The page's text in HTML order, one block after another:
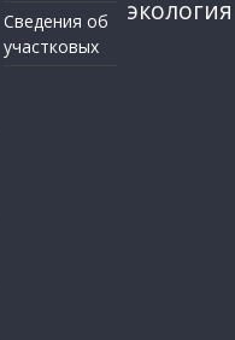
Сведения об
участковых
экология